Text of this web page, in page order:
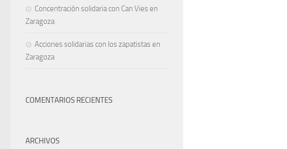
Concentración solidaria con Can Vies en
Zaragoza
Acciones solidarias con los zapatistas en
Zaragoza
COMENTARIOS RECIENTES
ARCHIVOS